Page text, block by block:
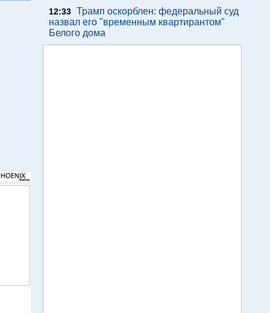
12:33 Трамп оскорблен: федеральный суд
назвал его "временным квартирантом"
Белого дома